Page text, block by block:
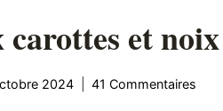
et
2024 41 Commentaires